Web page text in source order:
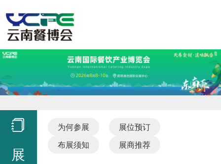
展
为何参展
展位预订
布展须知
展商推荐